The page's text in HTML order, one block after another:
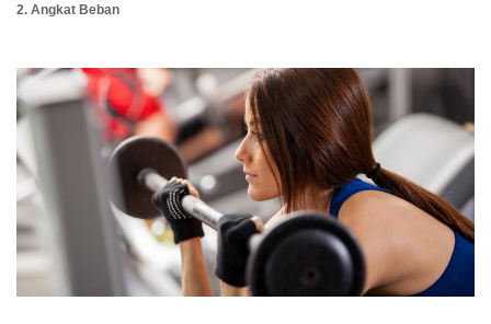
2. Angkat Beban